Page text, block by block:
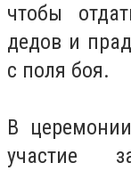
чтобы
дедов и
с поля боя.
В
участие